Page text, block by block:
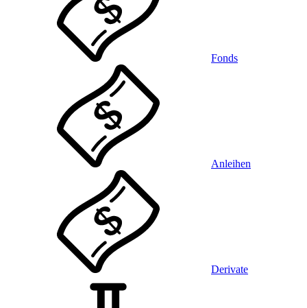
Fonds
Anleihen
Derivate